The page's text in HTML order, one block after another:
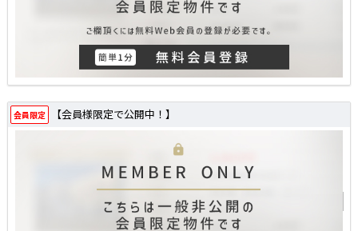
会員限定 【会員様限定で公開中！】